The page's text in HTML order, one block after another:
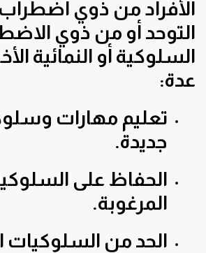
الأفراد من ذوي
التوحد أو من ذوي
السلوكية أو النمائية
عدة:
تعليم مهارات
جديدة.
الحفاظ على
المرغوبة.
الحد من السلوكيات